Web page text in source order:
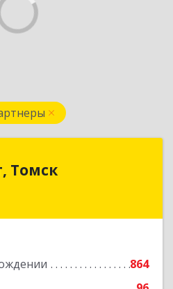
Томск
864
Томск г, Кирова пр-кт,